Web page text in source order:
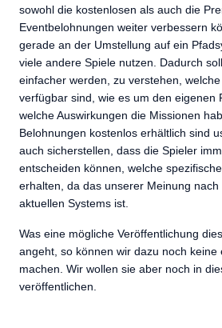
sowohl die kostenlosen als auch die
Eventbelohnungen weiter verbessern
gerade an der Umstellung auf ein
viele andere Spiele nutzen. Dadurch
einfacher werden, zu verstehen,
verfügbar sind, wie es um den eigenen
welche Auswirkungen die Missionen
Belohnungen kostenlos erhältlich sind
auch sicherstellen, dass die Spieler
entscheiden können, welche
erhalten, da das unserer Meinung
aktuellen Systems ist.
Was eine mögliche Veröffentlichung
angeht, so können wir dazu noch keine
machen. Wir wollen sie aber noch in
veröffentlichen.